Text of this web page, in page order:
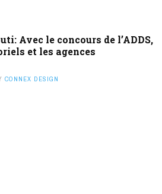
Avec le concours de l’ADDS,
et les agences
CONNEX DESIGN